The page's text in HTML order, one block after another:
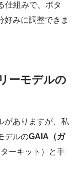
仕組みで、ボタ
好みに調整できま
ーモデルの
がありますが、私
デルのGAIA（ガ
ーキット）と手